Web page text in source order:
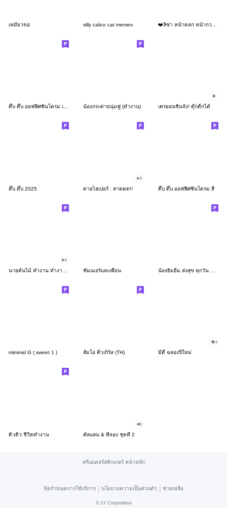
เหมียวขอ silly calico cat memes
ดึ๊บ ดึ๊บ ออฟฟิศซินโดรม เก้า น้องกระต่ายนุ่มฟู (ทำงาน) เครยอนชินจัง! ดุ๊กดิ๊กได้
ดึ๊บ ดึ๊บ 2025 ต่ายไฮเปอร์ : สาดดด!! ดึ๊บ ดึ๊บ ออฟฟิศซินโดรม สี่
ซัมเมอร์และเพื่อน
minimal G ( sweet 1 ) ส้มโอ คิ้วเกิร์ล (TH) มีดี้ ฉลองปีใหม่
ดิวดิว ชีวิตทำงาน คัลแลน & พี่จอง ชุดที่ 2
ครีเอเตอร์สติกเกอร์ หน้าหลัก
ข้อกำหนดการใช้บริการ | นโยบายความเป็นส่วนตัว | ช่วยเหลือ
© LY Corporation